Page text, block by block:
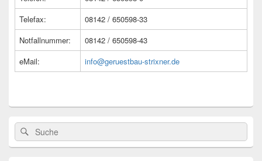
Telefax:
08142 / 650598-33
Notfallnummer:
08142 / 650598-43
eMail:
info@geruestbau-strixner.de
Suche
nach:
Suche